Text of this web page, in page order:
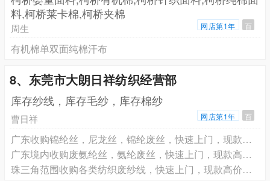
料,柯桥莱卡棉,柯桥夹棉
周生 网店第1年 百
有机棉单双面纯棉汗布
8、东莞市大朗日祥纺织经营部
库存纱线，库存毛纱，库存棉纱
曹日祥 网店第1年 百
广东收购锦纶丝，尼龙丝，锦纶废丝，快速上门，现款高价回收
广东境内收购废氨纶丝，氨纶废丝，快速上门，现款高价回收
珠三角范围收购各类纺织废纱线，快速上门，现款高价回收